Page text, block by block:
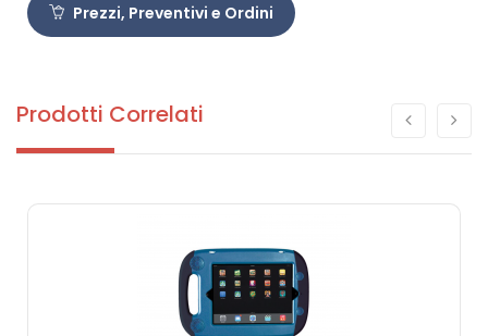
Prezzi, Preventivi e Ordini
Prodotti Correlati